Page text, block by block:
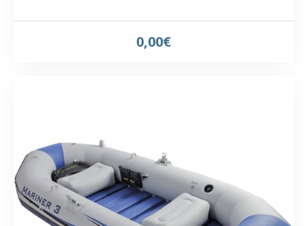
0,00€